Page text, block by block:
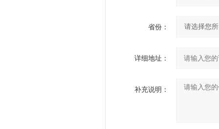
省份：
详细地址：
补充说明：